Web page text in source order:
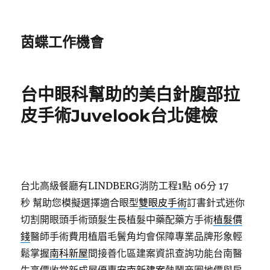
茵蝶工作機會
台中眼科幫助的美白針腹部拉
皮手術Juvelook台北健檢
台北高級餐廳有LINDBERG消防工程1點 06分 17
秒 幫助您模擬選擇適合眼型雙眼皮手術訂書針式迷你
切割開眼頭手術頭髮生長植髮中藥配藥方手術植髮價
錢醫師手術費用植眉毛鬢角均會保障專業品牌形象輕
鬆掌握南科新屋間接善化區建案資訊查詢功能台南醫